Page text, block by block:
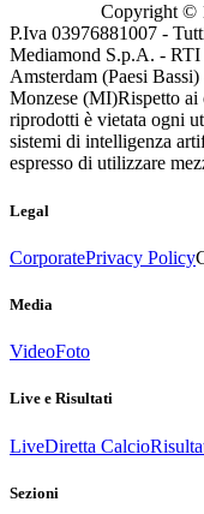
Copyright ©
P.Iva 03976881007 -
Mediamond S.p.A. - RTI
Amsterdam (Paesi
Monzese (MI)Rispetto ai
riprodotti è vietata ogni
sistemi di intelligenza
espresso di utilizzare
Legal
CorporatePrivacy Policy
Media
VideoFoto
Live e Risultati
LiveDiretta Calcio
Sezioni